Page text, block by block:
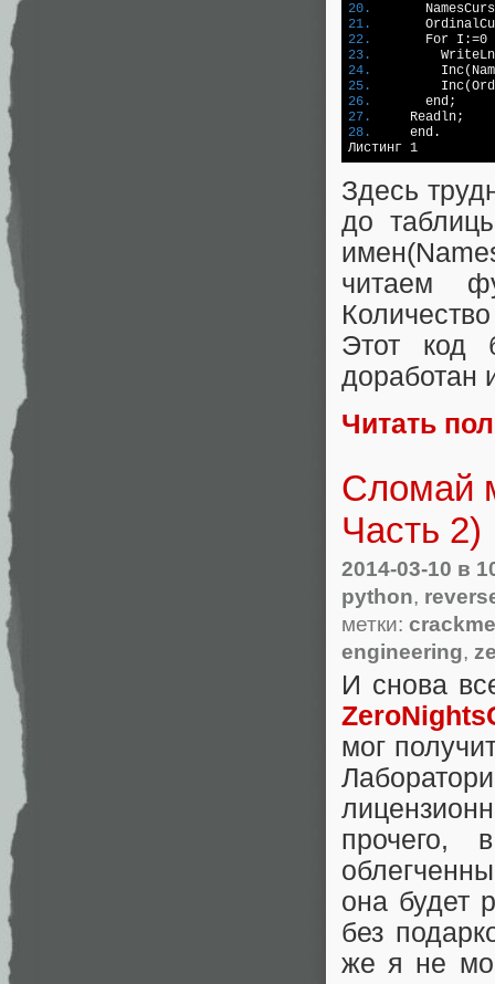
end.
Здесь
до
читаем
Этот код
доработан
Читать
Сломай
Часть 2)
2014-03-10 в
python,
метки: crackme
engineering,
И снова
мог
прочего,
она будет
без
же я не